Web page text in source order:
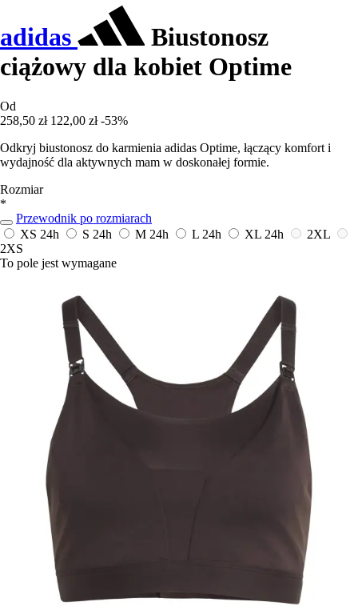
adidas
Biustonosz
ciążowy dla kobiet Optime
Od
258,50 zł 122,00 zł -53%
Odkryj biustonosz do karmienia adidas Optime, łączący komfort i
wydajność dla aktywnych mam w doskonałej formie.
Rozmiar
*
Przewodnik po rozmiarach
XS 24h S 24h M 24h L 24h XL 24h
2XL
2XS
To pole jest wymagane